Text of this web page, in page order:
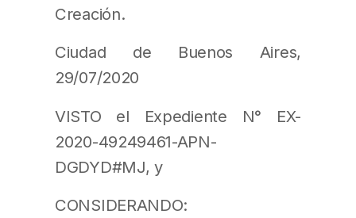
Creación.
Ciudad de Buenos Aires,
29/07/2020
VISTO el Expediente N° EX-
2020-49249461-APN-
DGDYD#MJ, y
CONSIDERANDO: